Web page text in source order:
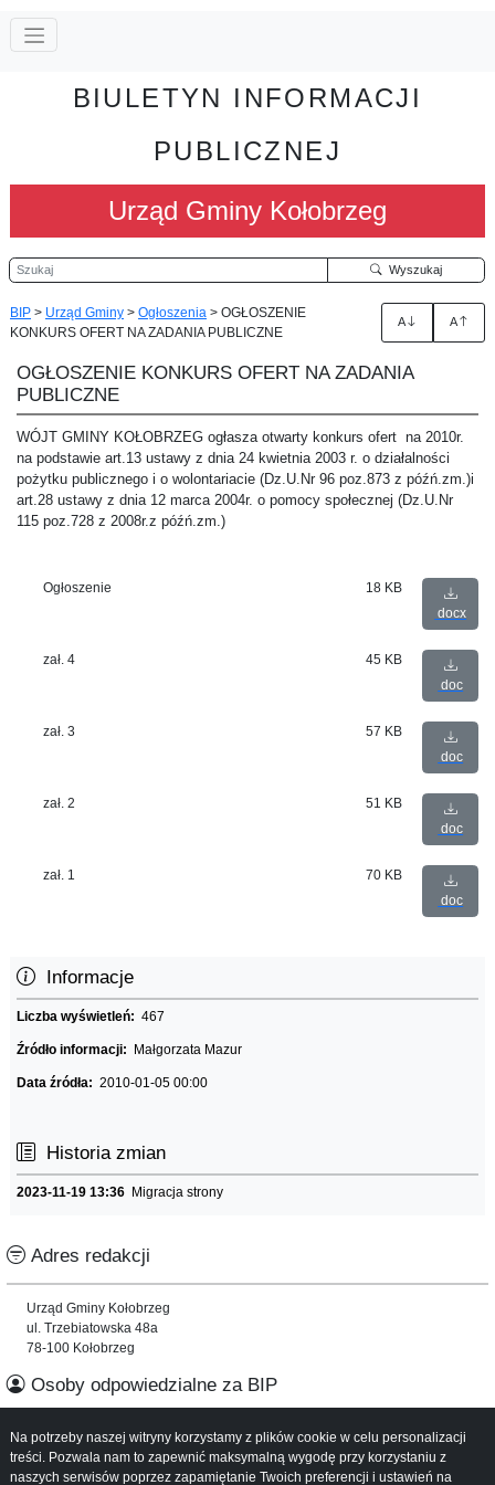
BIULETYN INFORMACJI
PUBLICZNEJ
Urząd Gminy Kołobrzeg
Szukaj Wyszukaj
BIP > Urząd Gminy > Ogłoszenia > OGŁOSZENIE
KONKURS OFERT NA ZADANIA PUBLICZNE
A A
OGŁOSZENIE KONKURS OFERT NA ZADANIA
PUBLICZNE
WÓJT GMINY KOŁOBRZEG ogłasza otwarty konkurs ofert na 2010r.
na podstawie art.13 ustawy z dnia 24 kwietnia 2003 r. o działalności
pożytku publicznego i o wolontariacie (Dz.U.Nr 96 poz.873 z późń.zm.)i
art.28 ustawy z dnia 12 marca 2004r. o pomocy społecznej (Dz.U.Nr
115 poz.728 z 2008r.z późń.zm.)
Ogłoszenie
18 KB
docx
zał. 4
45 KB
doc
zał. 3
57 KB
doc
zał. 2
51 KB
doc
zał. 1
70 KB
doc
Informacje
Liczba wyświetleń: 467
Źródło informacji: Małgorzata Mazur
Data źródła: 2010-01-05 00:00
Historia zmian
2023-11-19 13:36 Migracja strony
Adres redakcji
Urząd Gminy Kołobrzeg
ul. Trzebiatowska 48a
78-100 Kołobrzeg
Osoby odpowiedzialne za BIP
Informacje o serwisie
Na potrzeby naszej witryny korzystamy z plików cookie w celu personalizacji
treści. Pozwala nam to zapewnić maksymalną wygodę przy korzystaniu z
naszych serwisów poprzez zapamiętanie Twoich preferencji i ustawień na